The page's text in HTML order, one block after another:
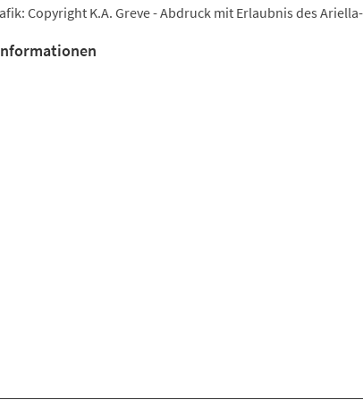
Copyright K.A. Greve - Abdruck mit Erlaubnis des